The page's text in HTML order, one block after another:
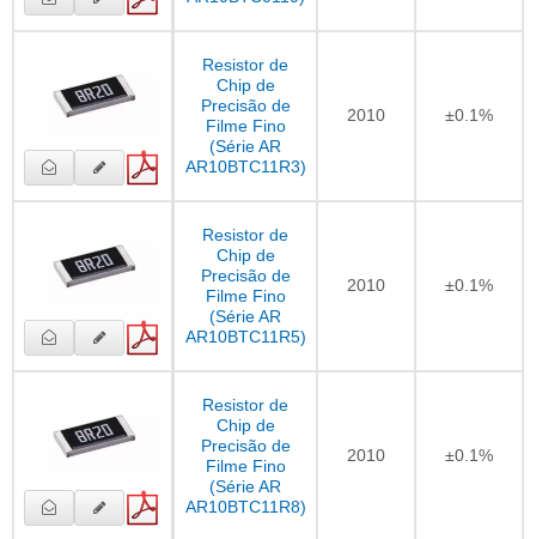
Resistor de
Chip de
Precisão de
Filme Fino
(Série AR
AR10BTC11R3)
2010 ±0.1%
Resistor de
Chip de
Precisão de
Filme Fino
(Série AR
AR10BTC11R5)
2010 ±0.1%
Resistor de
Chip de
Precisão de
Filme Fino
(Série AR
AR10BTC11R8)
2010 ±0.1%